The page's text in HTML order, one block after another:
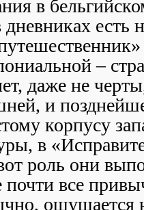
в
есть
–
даже не
и
корпусу
в
роль они
почти все
ощущается